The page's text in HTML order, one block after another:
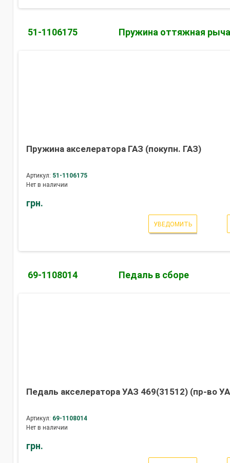
51-1106175 Пружина оттяжная
Пружина акселератора ГАЗ (покупн. ГАЗ)
Артикул: 51-1106175
Нет в наличии
грн.
УВЕДОМИТЬ
69-1108014 Педаль в сборе
Педаль акселератора УАЗ 469(31512) (пр-во
Артикул: 69-1108014
Нет в наличии
грн.